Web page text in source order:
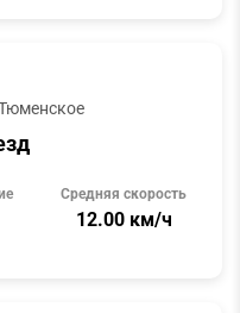
Тюменское
Средняя скорость
12.00 км/ч